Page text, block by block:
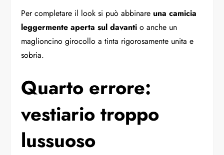
Per completare il look si può abbinare una camicia
leggermente aperta sul davanti o anche un
maglioncino girocollo a tinta rigorosamente unita e
sobria.
Quarto errore:
vestiario troppo
lussuoso